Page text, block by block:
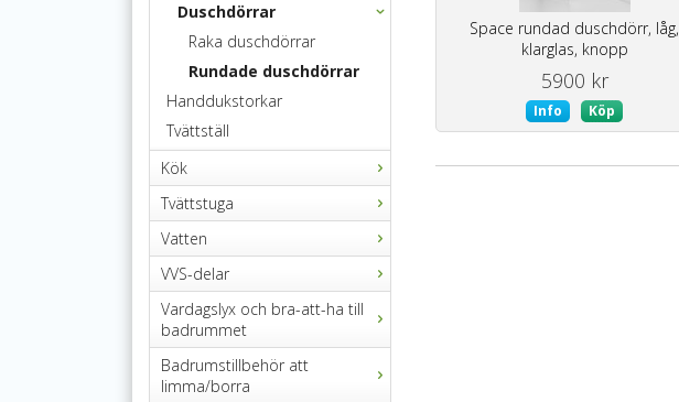
Duschdörrar
Raka duschdörrar
Rundade duschdörrar
Handdukstorkar
Tvättställ
Kök
Tvättstuga
Vatten
VVS-delar
Vardagslyx och bra-att-ha till
badrummet
Badrumstillbehör att
limma/borra
Space rundad duschdörr, låg,
klarglas, knopp
5900 kr
Info Köp